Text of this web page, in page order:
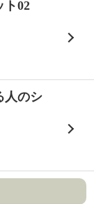
ト02
人のシ